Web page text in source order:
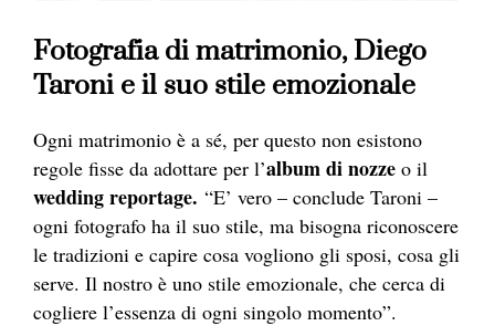
Fotografia di matrimonio, Diego
Taroni e il suo stile emozionale
Ogni matrimonio è a sé, per questo non esistono
regole fisse da adottare per l’album di nozze o il
weddingreportage. “E’ vero – conclude Taroni –
ogni fotografo ha il suo stile, ma bisogna riconoscere
le tradizioni e capire cosa vogliono gli sposi, cosa gli
serve. Il nostro è uno stile emozionale, che cerca di
cogliere l’essenza di ogni singolo momento”.